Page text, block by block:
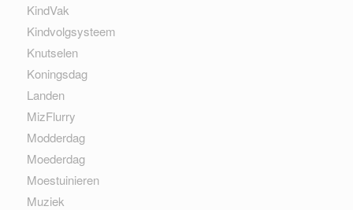
KindVak
Kindvolgsysteem
Knutselen
Koningsdag
Landen
MizFlurry
Modderdag
Moederdag
Moestuinieren
Muziek